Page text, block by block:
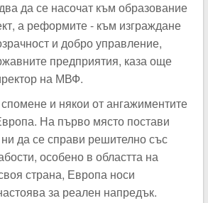
да се насочат към образование
а реформите - към изграждане
и добро управление,
предприятия, каза още
на МВФ.
и някои от ангажиментите
На първо място постави
да се справи решително със
особено в областта на
страна, Европа носи
за реален напредък.